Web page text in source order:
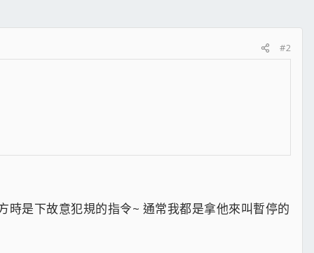
#2
是下故意犯規的指令~ 通常我都是拿他來叫暫停的